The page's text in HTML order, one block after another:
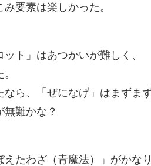
み要素は楽しかった。
ト」はあつかいが難しく、
ら、「ぜになげ」はまずまず
無難かな？
たわざ（青魔法）」がかなり